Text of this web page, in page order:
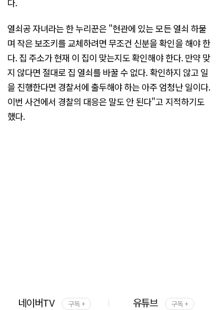
열쇠공 자녀라는 한 누리꾼은 "현관에 있는 모든 열쇠 하물
며 작은 보조키를 교체하려면 무조건 신분을 확인을 해야 한
다. 집 주소가 현재 이 집이 맞는지도 확인해야 한다. 만약 맞
지 않다면 절대로 집 열쇠를 바꿀 수 없다. 확인하지 않고 일
을 진행한다면 경찰서에 출두해야 하는 아주 엄청난 일이다.
이번 사건에서 경찰의 대응은 말도 안 된다"고 지적하기도
했다.
네이버TV 구독 + 유튜브 구독 +